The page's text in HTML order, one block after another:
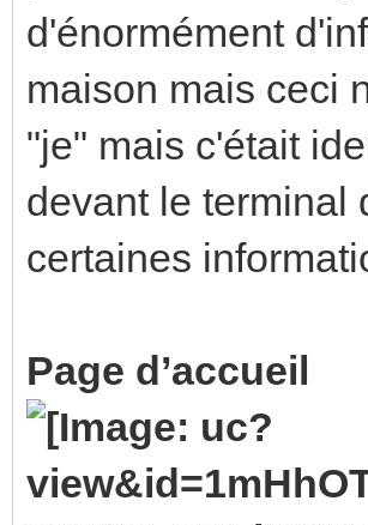
d'énormément
maison mais ceci
"je" mais c'était
devant le terminal
certaines
Page d’accueil